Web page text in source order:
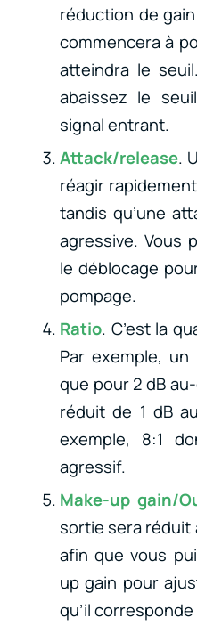
réduction de
commencera à
atteindra le
abaissez le
signal entrant.
Attack/release.
réagir
tandis qu’une
agressive. Vous
le déblocage
pompage.
Ratio. C’est la
Par exemple,
que pour 2 dB
réduit de 1 dB
exemple, 8:1
agressif.
Make-up gain/
sortie sera réduit
afin que vous
up gain pour
qu’il